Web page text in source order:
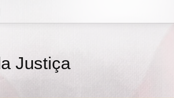
Justiça